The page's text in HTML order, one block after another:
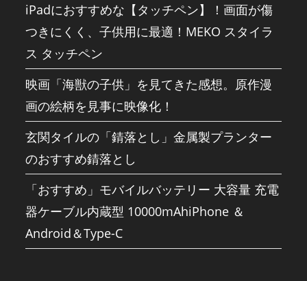
iPadにおすすめな【タッチペン】！画面が傷
つきにくく、子供用に最適！MEKO スタイラ
ス タッチペン
映画「海獣の子供」を見てきた感想。原作漫
画の絵柄を見事に映像化！
玄関タイルの「錆落とし」金属製プランター
のおすすめ錆落とし
「おすすめ」モバイルバッテリー 大容量 充電
器ケーブル内蔵型 10000mAhiPhone ＆
Android＆Type-C